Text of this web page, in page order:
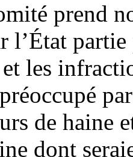
prend
l’État
les
de haine
dont